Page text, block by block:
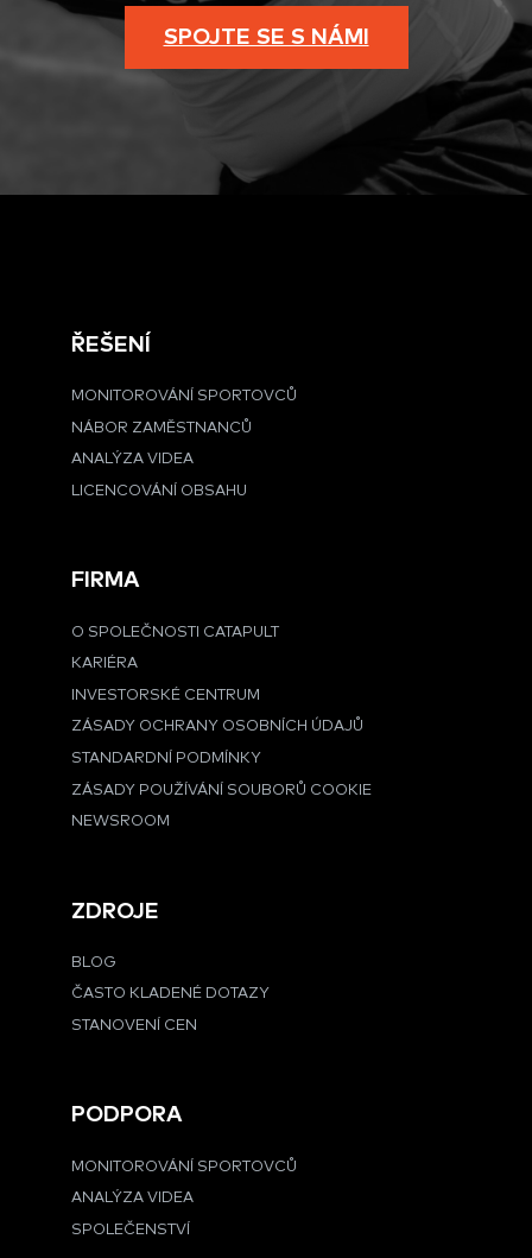
SPOJTE SE S NÁMI
ŘEŠENÍ
MONITOROVÁNÍ SPORTOVCŮ
NÁBOR ZAMĚSTNANCŮ
ANALÝZA VIDEA
LICENCOVÁNÍ OBSAHU
FIRMA
O SPOLEČNOSTI CATAPULT
KARIÉRA
INVESTORSKÉ CENTRUM
ZÁSADY OCHRANY OSOBNÍCH ÚDAJŮ
STANDARDNÍ PODMÍNKY
ZÁSADY POUŽÍVÁNÍ SOUBORŮ COOKIE
NEWSROOM
ZDROJE
BLOG
ČASTO KLADENÉ DOTAZY
STANOVENÍ CEN
PODPORA
MONITOROVÁNÍ SPORTOVCŮ
ANALÝZA VIDEA
SPOLEČENSTVÍ